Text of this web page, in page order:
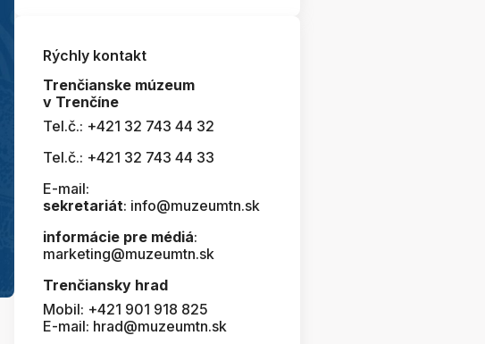
Rýchly kontakt
Trenčianske múzeum
v Trenčíne
Tel.č.: +421 32 743 44 32
Tel.č.: +421 32 743 44 33
E-mail:
sekretariát: info@muzeumtn.sk
informácie pre médiá:
marketing@muzeumtn.sk
Trenčiansky hrad
Mobil: +421 901 918 825
E-mail: hrad@muzeumtn.sk